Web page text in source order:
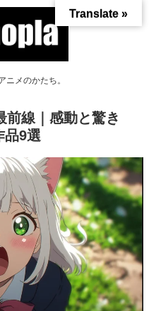
ニメのかたち。
前線｜感動と驚き
品9選
Translate »